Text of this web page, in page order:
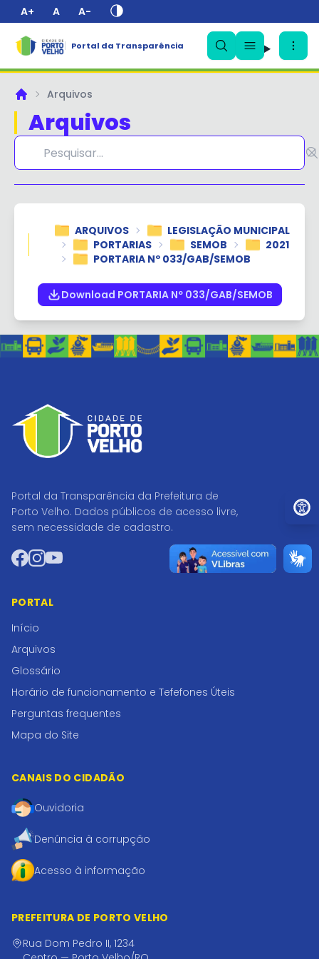
A+ A A-
Portal da Transparência
PrincipalArquivos
Arquivos
ARQUIVOS
LEGISLAÇÃO MUNICIPAL
PORTARIAS
SEMOB
2021
PORTARIA Nº 033/GAB/SEMOB
Download PORTARIA Nº 033/GAB/SEMOB
Portal da Transparência da Prefeitura de
Porto Velho. Dados públicos de acesso livre,
sem necessidade de cadastro.
Facebook
Instagram
YouTube
PORTAL
Início
Arquivos
Glossário
Horário de funcionamento e Tefefones Úteis
Perguntas frequentes
Mapa do Site
CANAIS DO CIDADÃO
Ouvidoria
Denúncia à corrupção
Acesso à informação
PREFEITURA DE PORTO VELHO
Rua Dom Pedro II, 1234
✕
Ir